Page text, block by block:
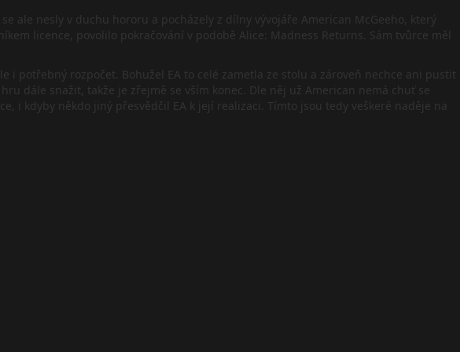
ale nesly v duchu hororu a pocházely z dílny vývojáře American McGeeho, který
licence, povolilo pokračování v podobě Alice: Madness Returns. Sám tvůrce měl
potřebný rozpočet. Bohužel EA to celé zametla ze stolu a zároveň nechce ani pustit
dále snažit, takže je zřejmě se vším konec. Dle něj už American nemá chuť se
i kdyby někdo jiný přesvědčil EA k její realizaci. Tímto jsou tedy veškeré naděje na